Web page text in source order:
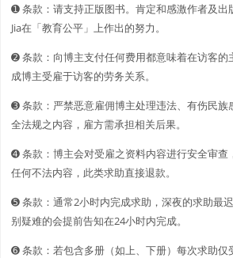
➊️ 条款：请支持正版图书。肯定和感激作者及出
Jia在「教育公平」上作出的努力。
➋️️ 条款：向博主支付任何费用都意味着在访客的
成博主受雇于访客的劳务关系。
➌ 条款：严禁恶意雇佣博主处理违法、有伤民族
全法规之内容，雇方需承担相关后果。
➍ 条款：博主会对受雇之资料内容进行安全审查
任何不法内容，此类求助直接退款。
➎ 条款：通常2小时内完成求助，深夜的求助最
别疑难的会提前告知在24小时内完成。
➏ 条款：若包含多册（如上、下册）每次求助仅